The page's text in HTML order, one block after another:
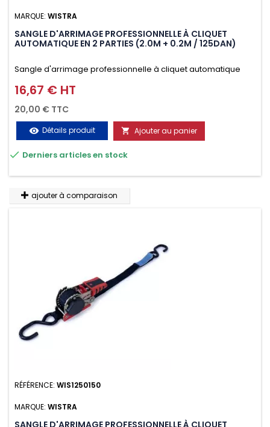
MARQUE: WISTRA
SANGLE D'ARRIMAGE PROFESSIONNELLE À CLIQUET
AUTOMATIQUE EN 2 PARTIES (2.0M + 0.2M / 125DAN)
Sangle d'arrimage professionnelle à cliquet automatique
avec crochet deux doigts soudés en J en 2 parties (2.0M +
0.2M / 125daN), simple et rapide d'utilisation. Permet
d'arrimer et de sécuriser vos chargements pendant le
transport. Matière polyester très résistante aux UV et aux
variations de températures, n'absorbe pas l'eau.
Prix
16,67 € HT
20,00 € TTC
visibility Détails produit  Ajouter au panier
 Derniers articles en stock
ajouter à comparaison
RÉFÉRENCE: WIS1250150
MARQUE: WISTRA
SANGLE D'ARRIMAGE PROFESSIONNELLE À CLIQUET